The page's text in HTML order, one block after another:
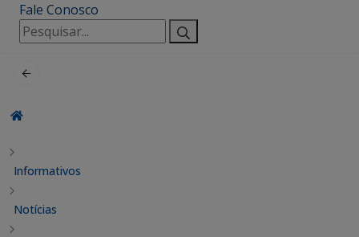
Fale Conosco
Pesquisar
por:
Informativos
Notícias